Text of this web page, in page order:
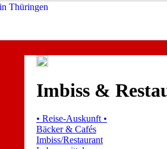
Imbiss &
• Reise-Auskunft •
Bäcker & Cafés
Imbiss/Restaurant